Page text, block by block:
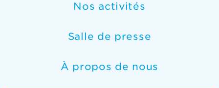
Nos activités
Salle de presse
À propos de nous